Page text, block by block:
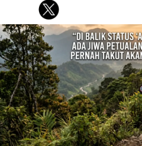
KOREA
FASHION
PESTA BOLA
Tentang Brilio Iklan
Kontak
Privasi